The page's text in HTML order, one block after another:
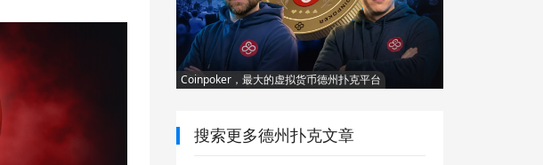
Coinpoker，最大的虚拟货币德州扑克平台
搜索更多德州扑克文章